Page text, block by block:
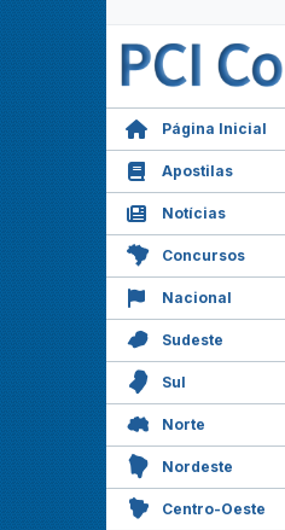
Página Inicial
Apostilas
Notícias
Concursos
Nacional
Sudeste
Sul
Norte
Nordeste
Centro-Oeste